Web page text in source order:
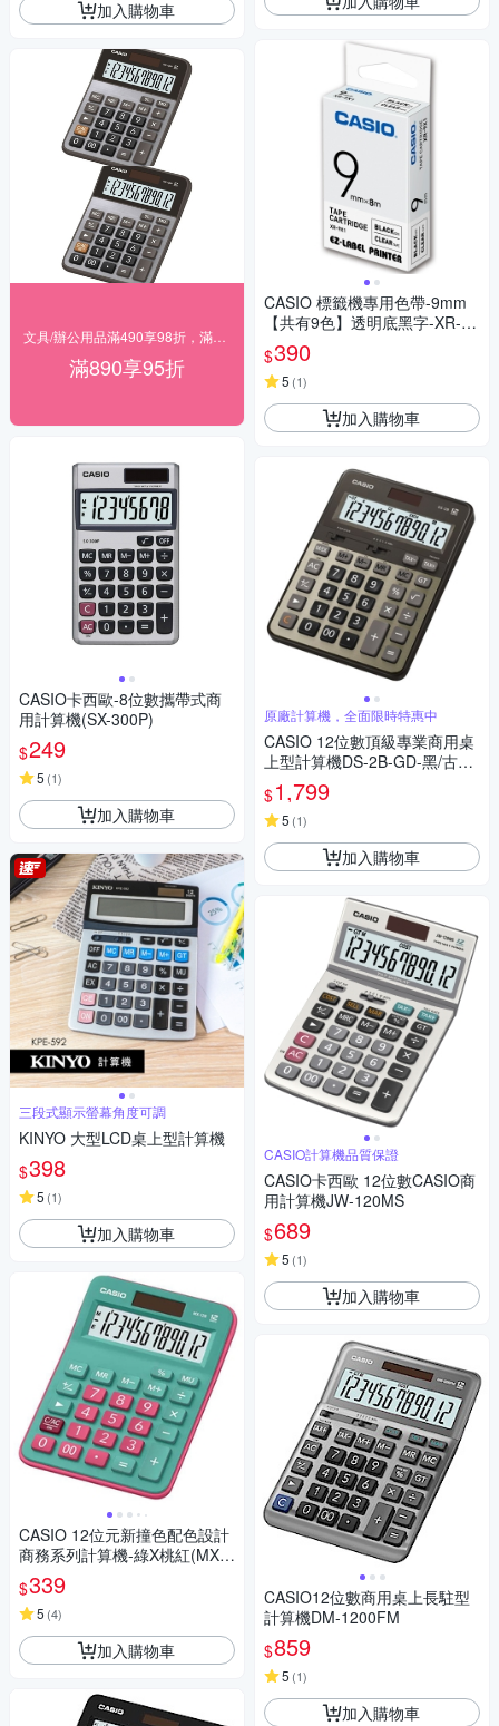
加入購物車
滿890享95折
CASIO卡西歐-8位數攜帶式商
用計算機(SX-300P)
$249
5 (1)
加入購物車
三段式顯示螢幕角度可調
KINYO 大型LCD桌上型計算機
$398
5 (1)
加入購物車
CASIO 12位元新撞色配色設計
商務系列計算機-綠X桃紅(MX-1
2B-GNR)
$339
5 (4)
加入購物車
CASIO 標籤機專用色帶-9mm
【共有9色】透明底黑字-XR-9X
$390
5 (1)
加入購物車
原廠計算機，全面限時特惠中
CASIO 12位數頂級專業商用桌
上型計算機DS-2B-GD-黑/古銅
金色
$1,799
5 (1)
加入購物車
CASIO計算機品質保證
CASIO卡西歐 12位數CASIO商
用計算機JW-120MS
$689
5 (1)
加入購物車
CASIO12位數商用桌上長駐型
計算機DM-1200FM
$859
5 (1)
加入購物車